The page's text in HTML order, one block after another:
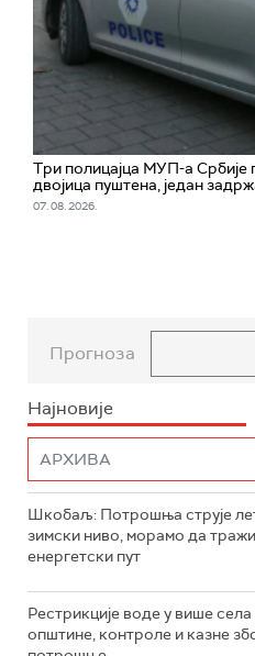
Три полицајца МУП-а Србије
двојица пуштена, један
07. 08. 2026.
Прогноза
Најновије
Шкобаљ: Потрошња струје
зимски ниво, морамо да
енергетски пут
Рестрикције воде у више
општине, контроле и казне